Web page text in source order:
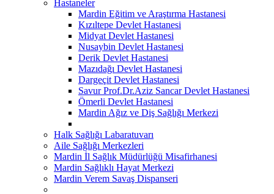
Hastaneler
Mardin Eğitim ve Araştırma Hastanesi
Kızıltepe Devlet Hastanesi
Midyat Devlet Hastanesi
Nusaybin Devlet Hastanesi
Derik Devlet Hastanesi
Mazıdağı Devlet Hastanesi
Dargeçit Devlet Hastanesi
Savur Prof.Dr.Aziz Sancar Devlet Hastanesi
Ömerli Devlet Hastanesi
Mardin Ağız ve Diş Sağlığı Merkezi
Halk Sağlığı Labaratuvarı
Aile Sağlığı Merkezleri
Mardin İl Sağlık Müdürlüğü Misafirhanesi
Mardin Sağlıklı Hayat Merkezi
Mardin Verem Savaş Dispanseri